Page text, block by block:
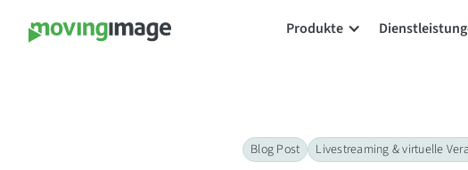
Produkte
Blog Post Livestreaming & virtuelle